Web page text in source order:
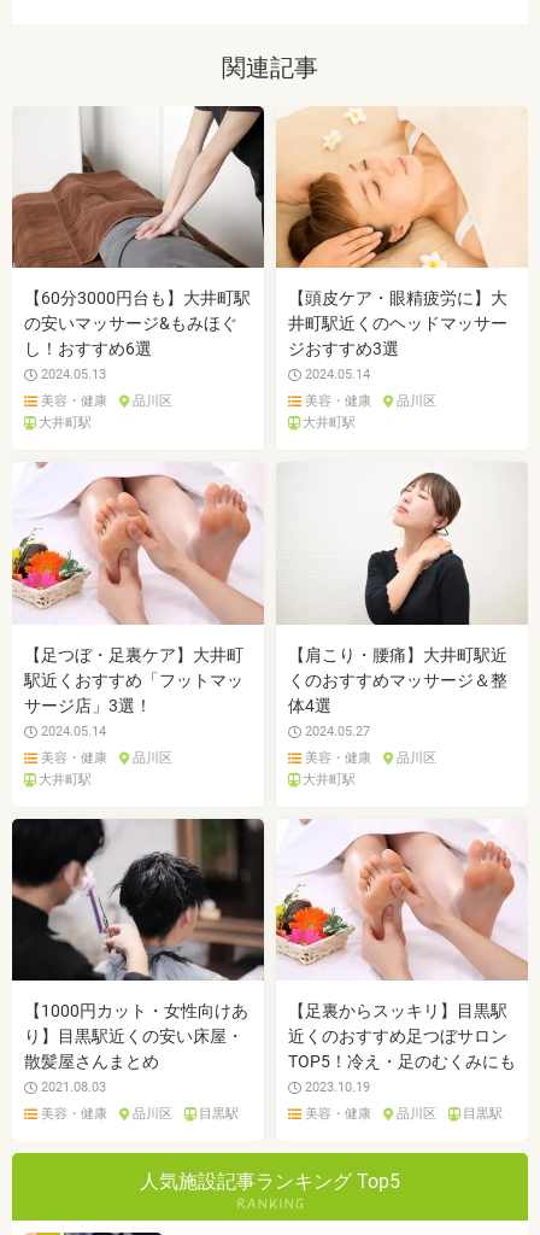
関連記事
【60分3000円台も】大井町駅
の安いマッサージ&もみほぐ
し！おすすめ6選
2024.05.13
美容・健康
品川区
大井町駅
【頭皮ケア・眼精疲労に】大
井町駅近くのヘッドマッサー
ジおすすめ3選
2024.05.14
美容・健康
品川区
大井町駅
【足つぼ・足裏ケア】大井町
駅近くおすすめ「フットマッ
サージ店」3選！
2024.05.14
美容・健康
品川区
大井町駅
【肩こり・腰痛】大井町駅近
くのおすすめマッサージ＆整
体4選
2024.05.27
美容・健康
品川区
大井町駅
【1000円カット・女性向けあ
り】目黒駅近くの安い床屋・
散髪屋さんまとめ
2021.08.03
美容・健康
品川区 目黒駅
【足裏からスッキリ】目黒駅
近くのおすすめ足つぼサロン
TOP5！冷え・足のむくみにも
2023.10.19
美容・健康
品川区 目黒駅
人気施設記事ランキング Top5